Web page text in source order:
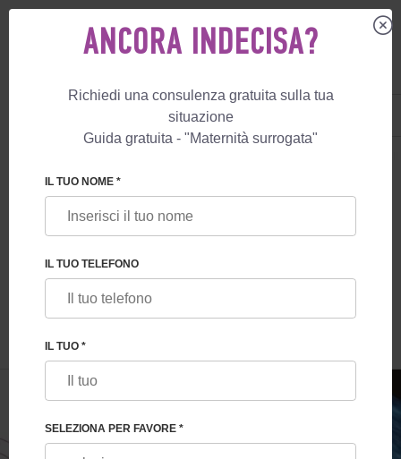
GEMELLI E TRIGEMELLI: LA
PROBABILITÀ DI NASCITE MULTIPLE CON
LA MATERNITÀ SURROGATA
ANCORA INDECISA?
Richiedi una consulenza gratuita sulla tua
situazione
Guida gratuita - "Maternità surrogata"
IL TUO NOME *
IL TUO TELEFONO
IL TUO *
SELEZIONA PER FAVORE *